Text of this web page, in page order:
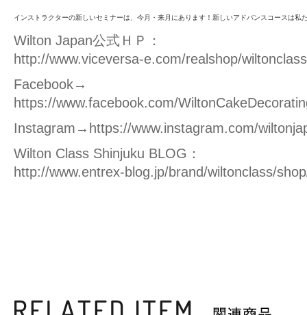
インストラクターの新しいセミナーは、今月・来月にあります！新しいアドバンスコースは私
Wilton Japan公式ＨＰ：
http://www.viceversa-e.com/realshop/
Facebook→
https://www.facebook.com/
Instagram→ https://www.instagram.com/
Wilton Class Shinjuku BLOG：
http://www.entrex-blog.jp/brand/wiltonclass/